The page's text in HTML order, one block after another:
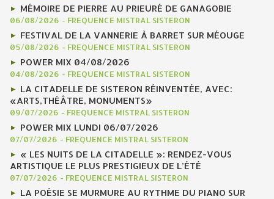
MÉMOIRE DE PIERRE AU PRIEURÉ DE GANAGOBIE
06/08/2026 - FREQUENCE MISTRAL SISTERON
FESTIVAL DE LA VANNERIE À BARRET SUR MÉOUGE
05/08/2026 - FREQUENCE MISTRAL SISTERON
POWER MIX 04/08/2026
04/08/2026 - FREQUENCE MISTRAL SISTERON
LA CITADELLE DE SISTERON RÉINVENTÉE, AVEC:
«ARTS,THÉÂTRE, MONUMENTS»
09/07/2026 - FREQUENCE MISTRAL SISTERON
POWER MIX LUNDI 06/07/2026
07/07/2026 - FREQUENCE MISTRAL SISTERON
« LES NUITS DE LA CITADELLE »: RENDEZ-VOUS
ARTISTIQUE LE PLUS PRESTIGIEUX DE L’ÉTÉ
07/07/2026 - FREQUENCE MISTRAL SISTERON
LA POÉSIE SE MURMURE AU RYTHME DU PIANO SUR